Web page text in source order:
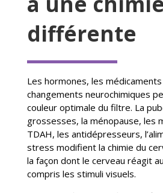
différente
Les hormones, les
changements neurochimiques
couleur optimale du filtre. La
grossesses, la ménopause, les
TDAH, les antidépresseurs,
stress modifient la chimie du
la façon dont le cerveau réagit
compris les stimuli visuels.